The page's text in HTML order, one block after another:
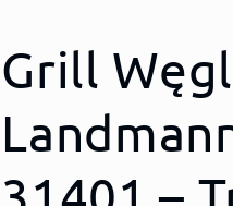
Grill